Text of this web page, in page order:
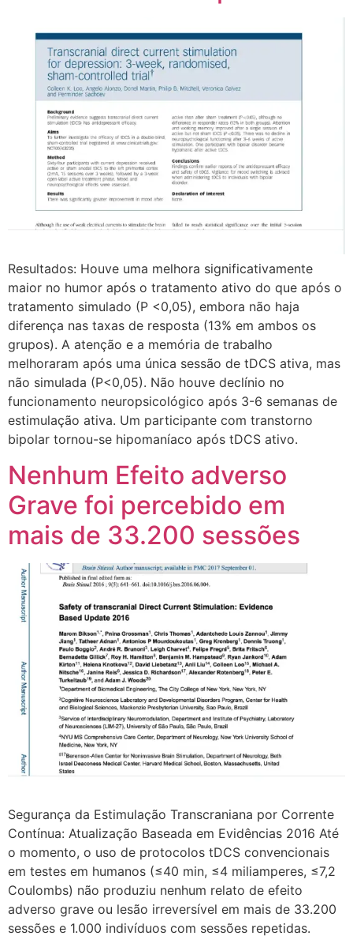
Resultados: Houve uma melhora significativamente
maior no humor após o tratamento ativo do que após o
tratamento simulado (P <0,05), embora não haja
diferença nas taxas de resposta (13% em ambos os
grupos). A atenção e a memória de trabalho
melhoraram após uma única sessão de tDCS ativa, mas
não simulada (P<0,05). Não houve declínio no
funcionamento neuropsicológico após 3-6 semanas de
estimulação ativa. Um participante com transtorno
bipolar tornou-se hipomaníaco após tDCS ativo.
Nenhum Efeito adverso
Grave foi percebido em
mais de 33.200 sessões
Segurança da Estimulação Transcraniana por Corrente
Contínua: Atualização Baseada em Evidências 2016 Até
o momento, o uso de protocolos tDCS convencionais
em testes em humanos (≤40 min, ≤4 miliamperes, ≤7,2
Coulombs) não produziu nenhum relato de efeito
adverso grave ou lesão irreversível em mais de 33.200
sessões e 1.000 indivíduos com sessões repetidas.